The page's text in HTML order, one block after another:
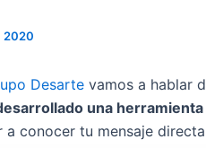
2020
Desarte vamos a hablar
una
a conocer tu mensaje